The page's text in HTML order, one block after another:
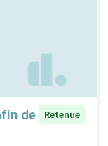
de
Retenue